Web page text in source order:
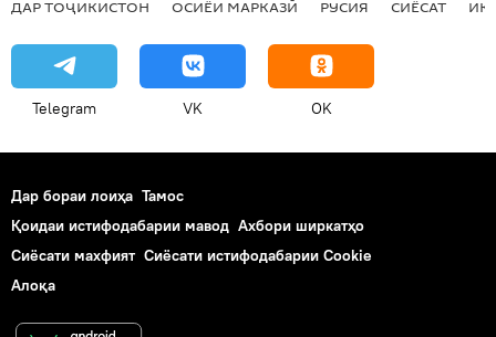
ДАР ТОҶИКИСТОН ОСИЁИ МАРКАЗӢ РУСИЯ СИЁСАТ
Telegram VK OK
Дар бораи лоиҳа Тамос
Қоидаи истифодабарии мавод Ахбори ширкатҳо
Сиёсати махфият Сиёсати истифодабарии Cookie
Алоқа